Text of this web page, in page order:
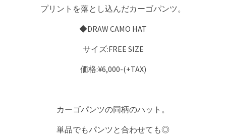
プリントを落とし込んだカーゴパンツ。
◆DRAW CAMO HAT
サイズ:FREE SIZE
価格:¥6,000-(+TAX)
カーゴパンツの同柄のハット。
単品でもパンツと合わせても◎